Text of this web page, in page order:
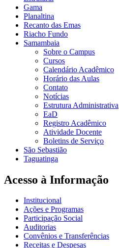
Gama
Planaltina
Recanto das Emas
Riacho Fundo
Samambaia
Sobre o Campus
Cursos
Calendário Acadêmico
Horário das Aulas
Contato
Notícias
Estrutura Administrativa
EaD
Registro Acadêmico
Atividade Docente
Boletins de Serviço
São Sebastião
Taguatinga
Acesso à Informação
Institucional
Ações e Programas
Participação Social
Auditorias
Convênios e Transferências
Receitas e Despesas